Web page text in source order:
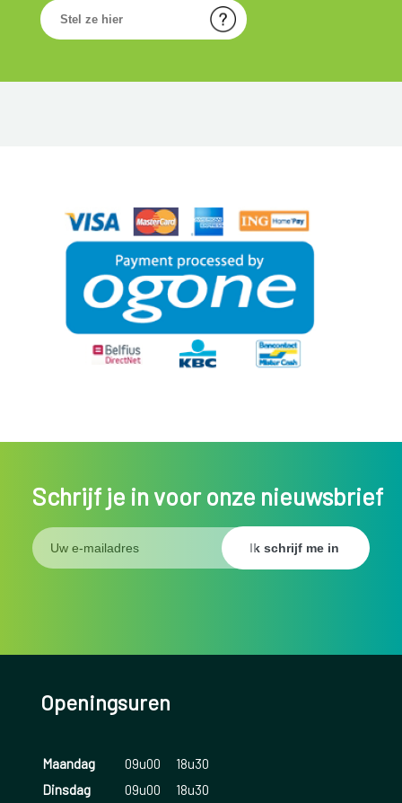
Schrijf je in voor onze nieuwsbrief
Openingsuren
Maandag 09u00
18u30
Dinsdag
09u00
18u30